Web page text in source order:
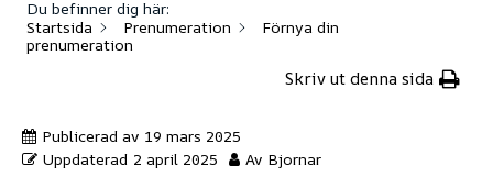
Du befinner dig här:
Startsida
Prenumeration
Förnya din
prenumeration
Skriv ut denna sida
Publicerad av 19 mars 2025
Uppdaterad 2 april 2025 Av Bjornar